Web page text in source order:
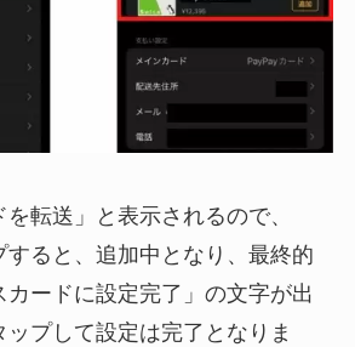
転送」と表示されるので、
すると、追加中となり、最終的
カードに設定完了」の文字が出
プして設定は完了となりま